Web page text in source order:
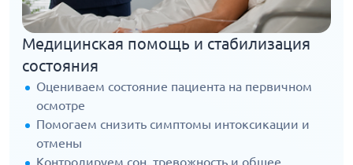
Медицинская помощь и стабилизация
состояния
Оцениваем состояние пациента на первичном
осмотре
Помогаем снизить симптомы интоксикации и
отмены
Контролируем сон, тревожность и общее